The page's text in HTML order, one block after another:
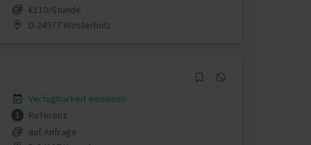
€110/Stunde
D-24977 Westerholz
Verfügbarkeit einsehen
1
Referenz
auf Anfrage